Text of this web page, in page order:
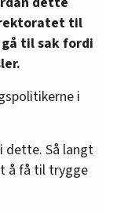
til
til sak fordi
i
dette. Så langt
å få til trygge